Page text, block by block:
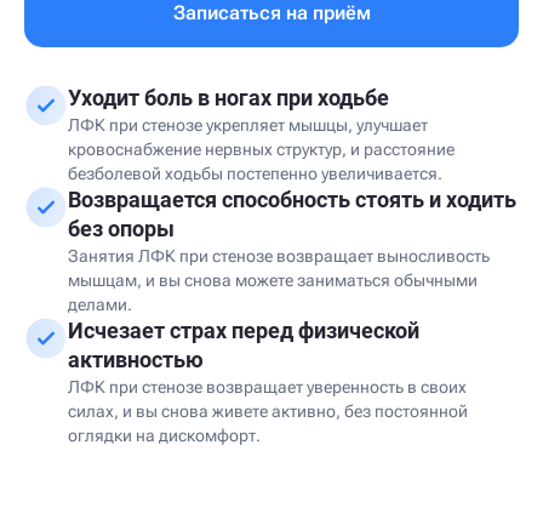
Записаться на приём
Уходит боль в ногах при ходьбе
ЛФК при стенозе укрепляет мышцы, улучшает
кровоснабжение нервных структур, и расстояние
безболевой ходьбы постепенно увеличивается.
Возвращается способность стоять и ходить
без опоры
Занятия ЛФК при стенозе возвращает выносливость
мышцам, и вы снова можете заниматься обычными
делами.
Исчезает страх перед физической
активностью
ЛФК при стенозе возвращает уверенность в своих
силах, и вы снова живете активно, без постоянной
оглядки на дискомфорт.